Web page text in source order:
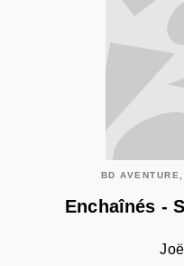
BD
Enchaînés -